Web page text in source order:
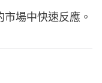
場中快速反應。